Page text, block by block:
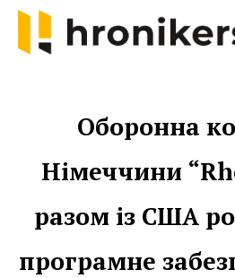
Skip
content
Оборонна
Німеччини
разом із США
програмне